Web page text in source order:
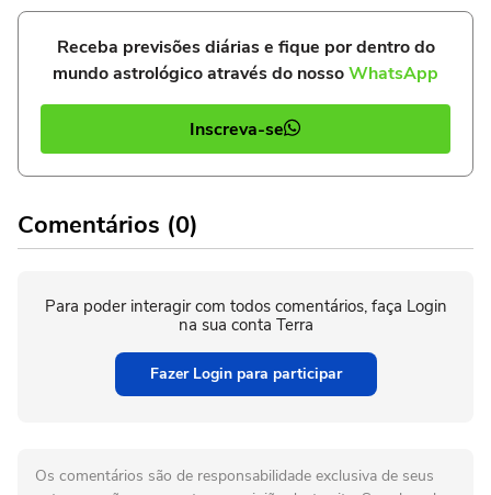
Receba previsões diárias e fique por dentro do
mundo astrológico através do nossoWhatsApp
Inscreva-se
Comentários (0)
Para poder interagir com todos comentários, faça Login
na sua conta Terra
Fazer Login para participar
Os comentários são de responsabilidade exclusiva de seus